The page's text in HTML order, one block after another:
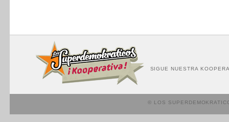
SIGUE NUESTRA
© LOS